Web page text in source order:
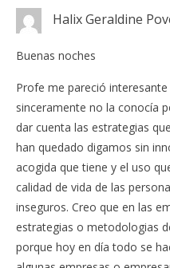
Halix Geraldine
Buenas noches
Profe me pareció
sinceramente no la conocía
dar cuenta las estrategias
han quedado digamos sin
acogida que tiene y el uso
calidad de vida de las
inseguros. Creo que en las
estrategias o metodologias
porque hoy en día todo se